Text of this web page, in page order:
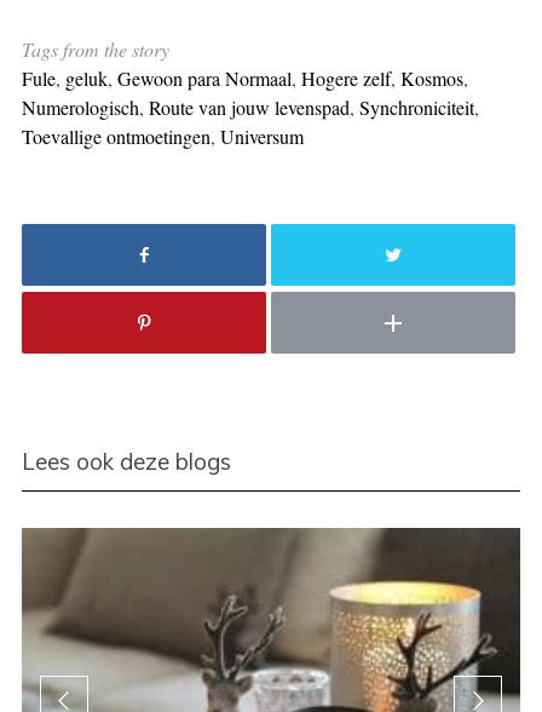
Tags from the story
Fule, geluk, Gewoon para Normaal, Hogere zelf, Kosmos,
Numerologisch, Route van jouw levenspad, Synchroniciteit,
Toevallige ontmoetingen, Universum
Lees ook deze blogs